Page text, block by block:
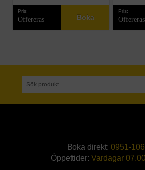
Pris:
Offereras Boka
Pris:
Offereras
Boka direkt: 0951-
Öppettider: Vardagar